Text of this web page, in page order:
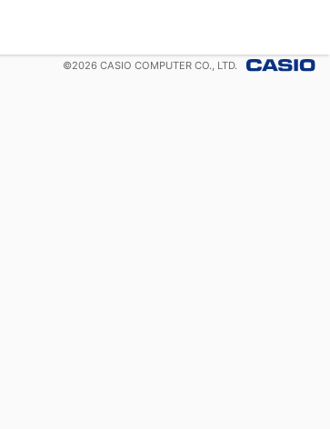
©2026 CASIO COMPUTER CO., LTD.